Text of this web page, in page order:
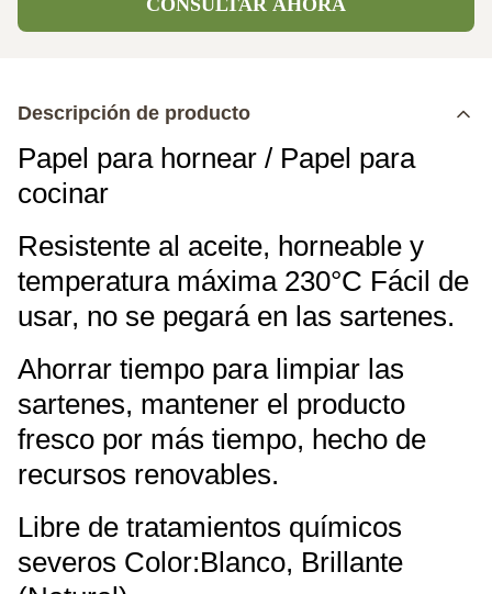
CONSULTAR AHORA
Descripción de producto
Papel para hornear / Papel para
cocinar
Resistente al aceite, horneable y
temperatura máxima 230°C Fácil de
usar, no se pegará en las sartenes.
Ahorrar tiempo para limpiar las
sartenes, mantener el producto
fresco por más tiempo, hecho de
recursos renovables.
Libre de tratamientos químicos
severos Color:Blanco, Brillante